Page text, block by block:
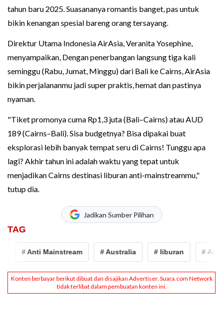
tahun baru 2025. Suasananya romantis banget, pas untuk
bikin kenangan spesial bareng orang tersayang.
Direktur Utama Indonesia AirAsia, Veranita Yosephine,
menyampaikan, Dengan penerbangan langsung tiga kali
seminggu (Rabu, Jumat, Minggu) dari Bali ke Cairns, AirAsia
bikin perjalananmu jadi super praktis, hemat dan pastinya
nyaman.
"Tiket promonya cuma Rp1,3 juta (Bali–Cairns) atau AUD
189 (Cairns–Bali). Sisa budgetnya? Bisa dipakai buat
eksplorasi lebih banyak tempat seru di Cairns! Tunggu apa
lagi? Akhir tahun ini adalah waktu yang tepat untuk
menjadikan Cairns destinasi liburan anti-mainstreammu,"
tutup dia.
Jadikan Sumber Pilihan
TAG
# Anti Mainstream # Australia # liburan # Anti